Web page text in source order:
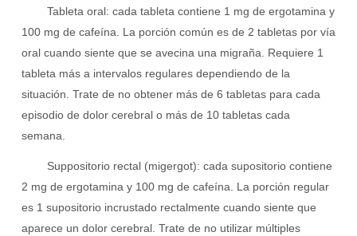
Tableta oral: cada tableta contiene 1 mg de ergotamina y
100 mg de cafeína. La porción común es de 2 tabletas por vía
oral cuando siente que se avecina una migraña. Requiere 1
tableta más a intervalos regulares dependiendo de la
situación. Trate de no obtener más de 6 tabletas para cada
episodio de dolor cerebral o más de 10 tabletas cada
semana.
Suppositorio rectal (migergot): cada supositorio contiene
2 mg de ergotamina y 100 mg de cafeína. La porción regular
es 1 supositorio incrustado rectalmente cuando siente que
aparece un dolor cerebral. Trate de no utilizar múltiples